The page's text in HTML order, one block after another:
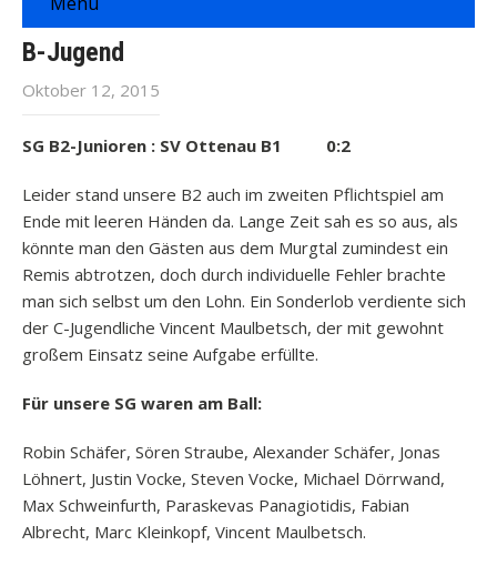
B-Jugend
Oktober 12, 2015
SG B2-Junioren : SV Ottenau B1 0:2
Leider stand unsere B2 auch im zweiten Pflichtspiel am
Ende mit leeren Händen da. Lange Zeit sah es so aus, als
könnte man den Gästen aus dem Murgtal zumindest ein
Remis abtrotzen, doch durch individuelle Fehler brachte
man sich selbst um den Lohn. Ein Sonderlob verdiente sich
der C-Jugendliche Vincent Maulbetsch, der mit gewohnt
großem Einsatz seine Aufgabe erfüllte.
Für unsere SG waren am Ball:
Robin Schäfer, Sören Straube, Alexander Schäfer, Jonas
Löhnert, Justin Vocke, Steven Vocke, Michael Dörrwand,
Max Schweinfurth, Paraskevas Panagiotidis, Fabian
Albrecht, Marc Kleinkopf, Vincent Maulbetsch.